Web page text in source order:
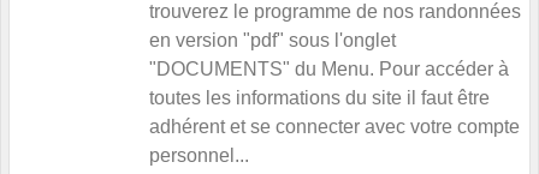
trouverez le programme de nos randonnées
en version "pdf" sous l'onglet
"DOCUMENTS" du Menu. Pour accéder à
toutes les informations du site il faut être
adhérent et se connecter avec votre compte
personnel...